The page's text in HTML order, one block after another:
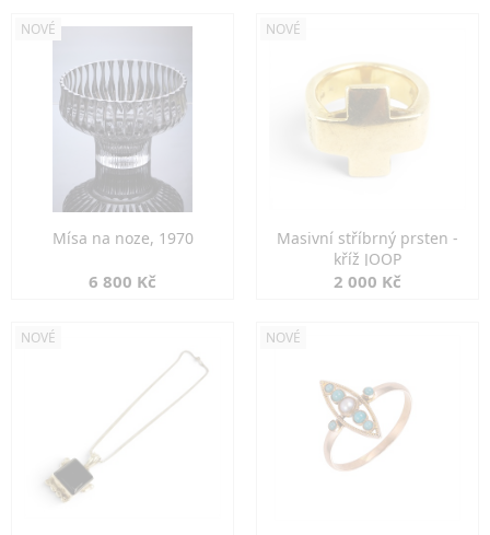
NOVÉ
Mísa na noze, 1970
6 800 Kč
NOVÉ
Masivní stříbrný prsten -
kříž JOOP
2 000 Kč
NOVÉ NOVÉ